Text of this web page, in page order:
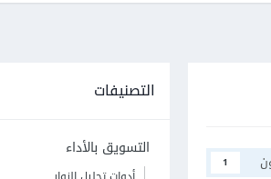
1
التصنيفات
التسويق بالأداء